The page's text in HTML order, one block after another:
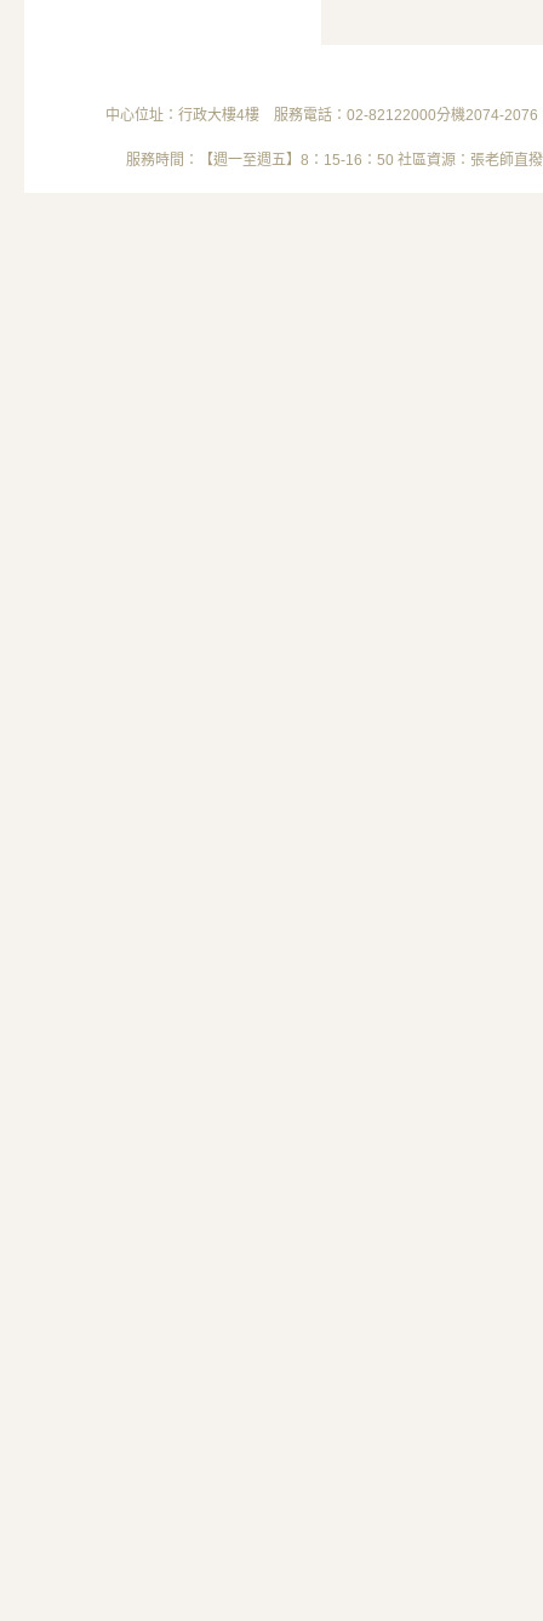
中心位址：行政大樓4樓 服務電話：02-82122000分機2074-
服務時間：【週一至週五】8：15-16：50 社區資源：張老師直